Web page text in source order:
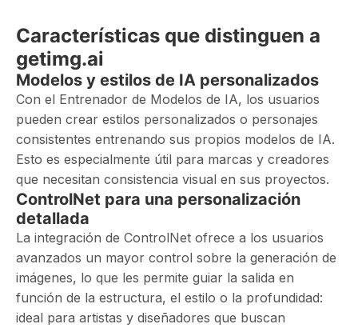
Características que distinguen a
getimg.ai
Modelos y estilos de IA personalizados
Con el Entrenador de Modelos de IA, los usuarios
pueden crear estilos personalizados o personajes
consistentes entrenando sus propios modelos de IA.
Esto es especialmente útil para marcas y creadores
que necesitan consistencia visual en sus proyectos.
ControlNet para una personalización
detallada
La integración de ControlNet ofrece a los usuarios
avanzados un mayor control sobre la generación de
imágenes, lo que les permite guiar la salida en
función de la estructura, el estilo o la profundidad:
ideal para artistas y diseñadores que buscan